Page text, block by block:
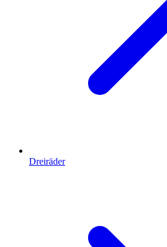
Dreiräder